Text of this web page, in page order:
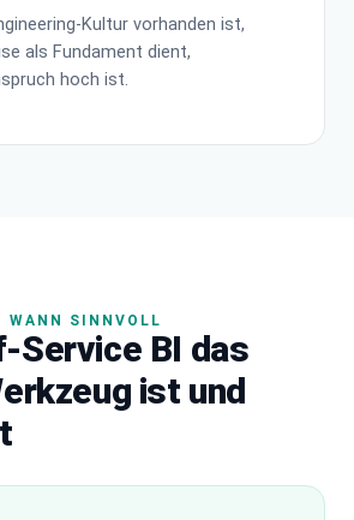
Kultur vorhanden ist,
als Fundament dient,
hoch ist.
WANN SINNVOLL
Service BI das
ist und